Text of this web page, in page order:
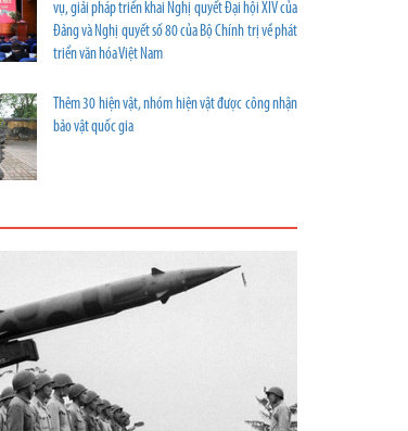
vụ, giải pháp triển khai Nghị quyết Đại hội XIV của
Đảng và Nghị quyết số 80 của Bộ Chính trị về phát
triển văn hóa Việt Nam
Thêm 30 hiện vật, nhóm hiện vật được công nhận
bảo vật quốc gia